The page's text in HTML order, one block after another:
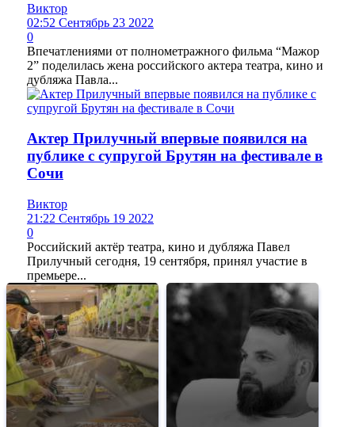
Виктор
02:52 Сентябрь 23 2022
0
Впечатлениями от полнометражного фильма “Мажор
2” поделилась жена российского актера театра, кино и
дубляжа Павла...
Актер Прилучный впервые появился на
публике с супругой Брутян на фестивале в
Сочи
Виктор
21:22 Сентябрь 19 2022
0
Российский актёр театра, кино и дубляжа Павел
Прилучный сегодня, 19 сентября, принял участие в
премьере...